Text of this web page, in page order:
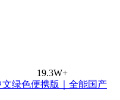
19.3W+